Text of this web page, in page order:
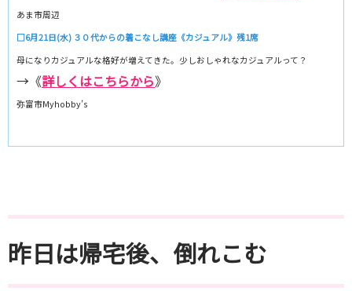
あま市周辺
□6月21日(水) ３０代からの着こなし講座《カジュアル》残1席
母になりカジュアルな格好が増えてきた。少しおしゃれなカジュアルって？
→《詳しくはこちらから》
弥富市Myhobby’s
昨日は帰宅後、倒れこむ